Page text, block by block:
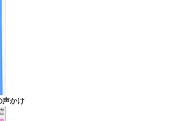
声かけ